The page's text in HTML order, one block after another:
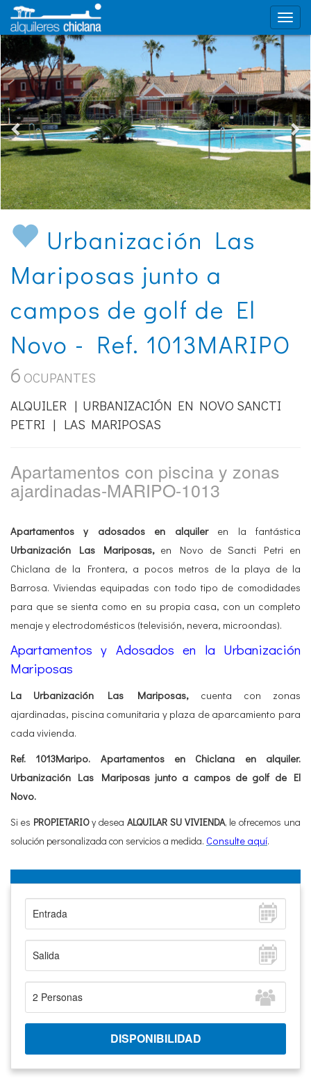
Urbanización Las
Mariposas junto a
campos de golf de El
Novo - Ref. 1013MARIPO
6 OCUPANTES
ALQUILER | URBANIZACIÓN EN NOVO SANCTI
PETRI | LAS MARIPOSAS
Apartamentos con piscina y zonas
ajardinadas-MARIPO-1013
Apartamentos y adosados en alquiler en la fantástica
Urbanización Las Mariposas,en Novo de Sancti Petri en
Chiclana de la Frontera, a pocos metros de la playa de la
Barrosa. Viviendas equipadas con todo tipo de comodidades
para que se sienta como en su propia casa, con un completo
menaje y electrodomésticos (televisión, nevera, microondas).
Apartamentos y Adosados en la Urbanización
Mariposas
La Urbanización Las Mariposas, cuenta con zonas
ajardinadas, piscina comunitaria y plaza de aparcamiento para
cada vivienda.
Ref. 1013Maripo. Apartamentos en Chiclana en alquiler.
Urbanización Las Mariposas junto a campos de golf de El
Novo.
Si es PROPIETARIOy deseaALQUILAR SU VIVIENDA, le ofrecemos una
solución personalizada con servicios a medida. Consulte aquí.